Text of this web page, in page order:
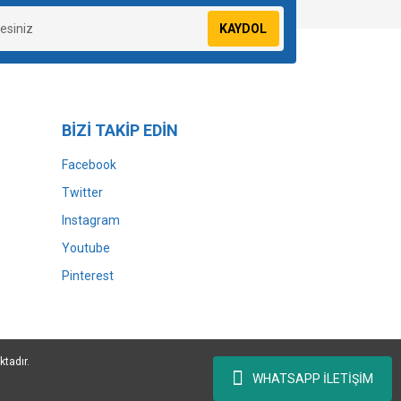
WHATSAPP İLETİŞİM
KAYDOL
BİZİ TAKİP EDİN
Facebook
Twitter
Instagram
Youtube
Pinterest